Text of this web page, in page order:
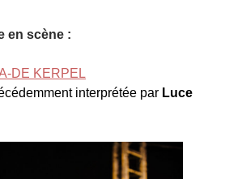
en scène :
DE KERPEL
interprétée par Luce